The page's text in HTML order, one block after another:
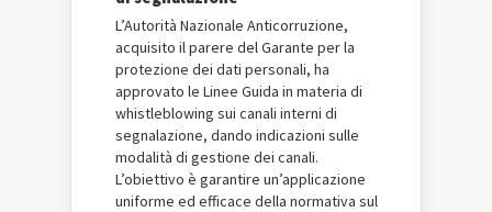
L’Autorità Nazionale Anticorruzione,
acquisito il parere del Garante per la
protezione dei dati personali, ha
approvato le Linee Guida in materia di
whistleblowing sui canali interni di
segnalazione, dando indicazioni sulle
modalità di gestione dei canali.
L’obiettivo è garantire un’applicazione
uniforme ed efficace della normativa sul